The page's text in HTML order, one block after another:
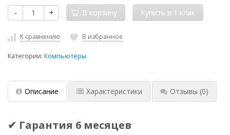
- + В корзину
К сравнению В избранное
Категории: Компьютеры
Описание Характеристики Отзывы (0)
✔ Гарантия 6 месяцев